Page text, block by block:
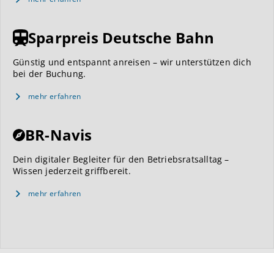
Sparpreis Deutsche Bahn
Günstig und entspannt anreisen – wir unterstützen dich
bei der Buchung.
mehr erfahren
BR-Navis
Dein digitaler Begleiter für den Betriebsratsalltag –
Wissen jederzeit griffbereit.
mehr erfahren